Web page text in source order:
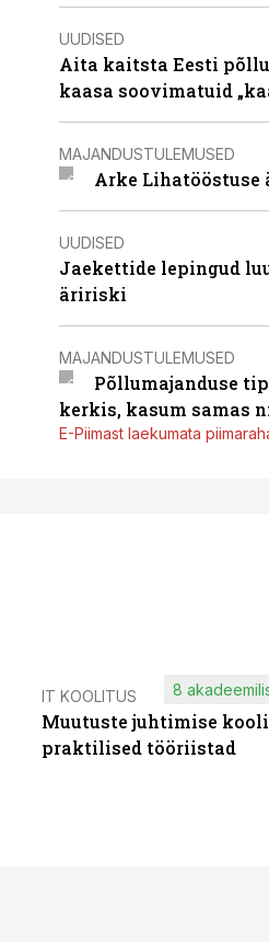
UUDISED
Aita kaitsta Eesti
kaasa soovimatuid
MAJANDUSTULEMUSED
Arke Lihatööstuse
UUDISED
Jaekettide lepingud
äririski
MAJANDUSTULEMUSED
Põllumajanduse
kerkis, kasum samas
E-Piimast laekumata
IT KOOLITUS
Muutuste juhtimise
praktilised tööriistad
8